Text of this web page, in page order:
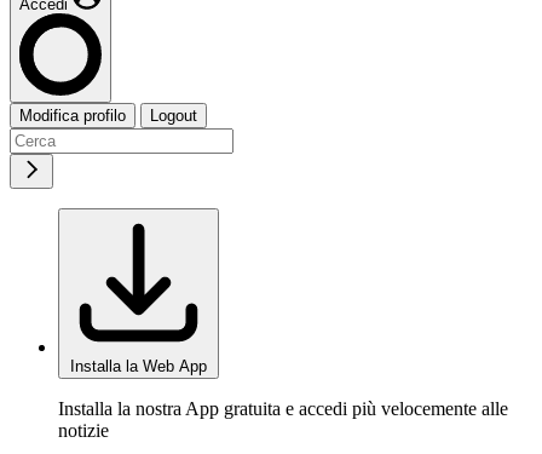
Accedi
Modifica profilo Logout
Installa la Web App
Installa la nostra App gratuita e accedi più velocemente alle
notizie